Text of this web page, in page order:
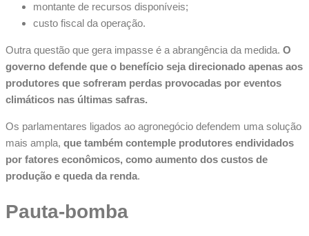
montante de recursos disponíveis;
custo fiscal da operação.
Outra questão que gera impasse é a abrangência da medida. O
governo defende que o benefício seja direcionado apenas aos
produtores que sofreram perdas provocadas por eventos
climáticos nas últimas safras.
Os parlamentares ligados ao agronegócio defendem uma solução
mais ampla, que também contemple produtores endividados
por fatores econômicos, como aumento dos custos de
produção e queda da renda.
Pauta-bomba